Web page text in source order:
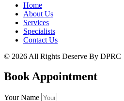
Home
About Us
Services
Specialists
Contact Us
© 2026 All Rights Deserve By DPRC
Book Appointment
Your Name